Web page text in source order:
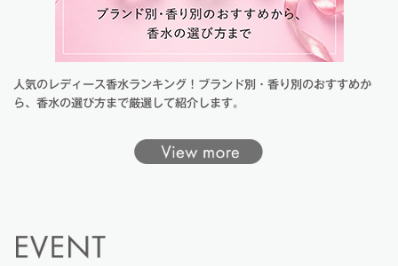
人気のレディース香水ランキング！ブランド別・香り別のおすすめか
ら、香水の選び方まで厳選して紹介します。